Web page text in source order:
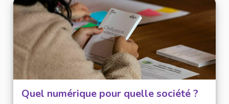
Quel numérique pour quelle société ?